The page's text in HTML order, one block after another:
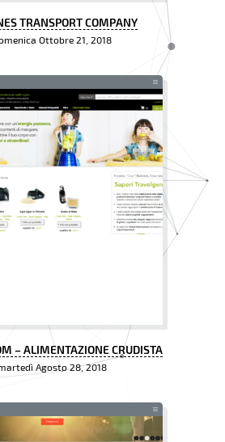
TRANSPORT COMPANY
Ottobre 21, 2018
– ALIMENTAZIONE CRUDISTA
Agosto 28, 2018